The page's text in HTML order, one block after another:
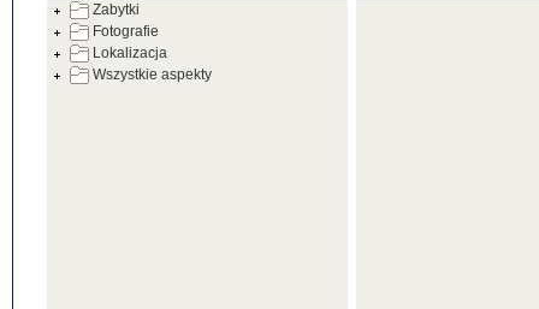
Kartoteka Warsztatów
Kartoteka Zabytków
Zabytki
Fotografie
Lokalizacja
Wszystkie aspekty